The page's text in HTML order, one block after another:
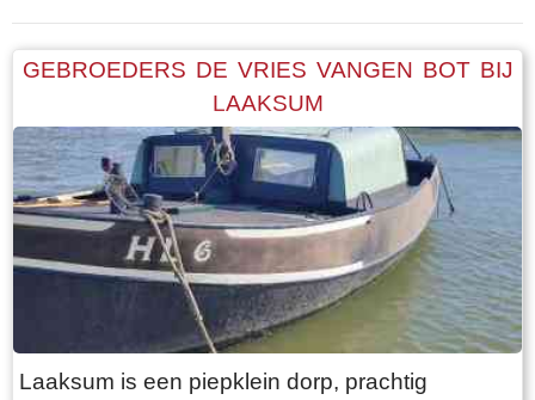
GEBROEDERS DE VRIES VANGEN BOT BIJ
LAAKSUM
Laaksum is een piepklein dorp, prachtig